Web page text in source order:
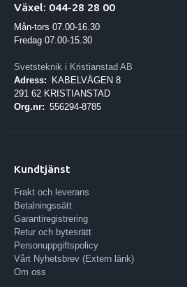
Växel: 044-28 28 00
Mån-tors 07.00-16.30
Fredag 07.00-15.30
Svetsteknik i Kristianstad AB
Adress:
KABELVÄGEN 8
291 62 KRISTIANSTAD
Org.nr: 556294-8785
Kundtjänst
Frakt och leverans
Betalningssätt
Garantiregistrering
Retur och bytesrätt
Personuppgiftspolicy
Vårt Nyhetsbrev (Extern länk)
Om oss